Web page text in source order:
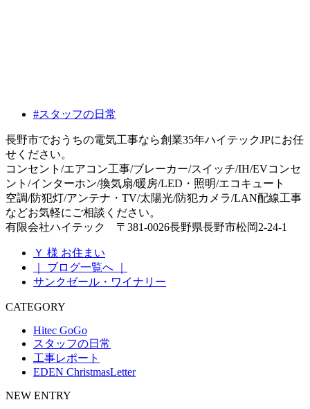
#スタッフの日常
長野市でおうちの電気工事なら創業35年ハイテックJPにお任
せください。
コンセント/エアコン工事/ブレーカー/スイッチ/IH/EVコンセ
ント/インターホン/換気扇/暖房/LED・照明/エコキュート
空調/防犯灯/アンテナ・TV/太陽光/防犯カメラ/LAN配線工事
などお気軽にご相談ください。
有限会社ハイテック 〒381-0026長野県長野市松岡2-24-1
Ｙ 様 お住まい
｜ ブログ一覧へ ｜
サンクゼール・ワイナリー
CATEGORY
Hitec GoGo
スタッフの日常
工事レポート
EDEN ChristmasLetter
NEW ENTRY